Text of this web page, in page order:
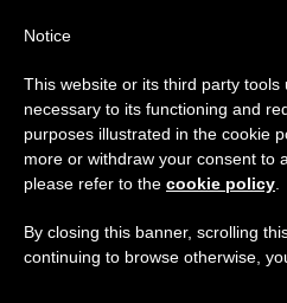
للمسيح والبابا
–
Notice
This website or its third party tools
necessary to its functioning and
purposes illustrated in the cookie
more or withdraw your consent to
please refer to the cookie policy
By closing this banner, scrolling
continuing to browse otherwise,